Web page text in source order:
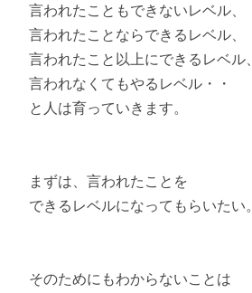
言われたこともできないレベル、
言われたことならできるレベル、
言われたこと以上にできるレベル、
言われなくてもやるレベル・・
と人は育っていきます。
まずは、言われたことを
できるレベルになってもらいたい。
そのためにもわからないことは